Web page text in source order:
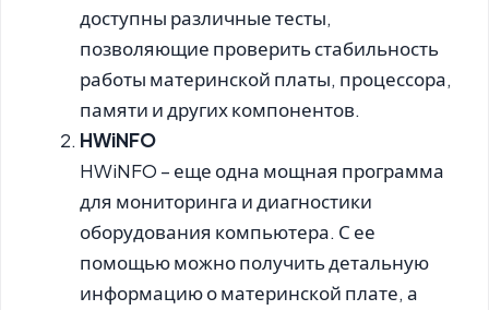
доступны различные тесты,
позволяющие проверить стабильность
работы материнской платы, процессора,
памяти и других компонентов.
HWiNFO
HWiNFO – еще одна мощная программа
для мониторинга и диагностики
оборудования компьютера. С ее
помощью можно получить детальную
информацию о материнской плате, а